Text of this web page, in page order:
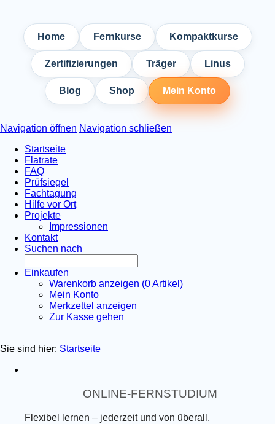
Home Fernkurse Kompaktkurse
Zertifizierungen Träger Linus
Blog Shop Mein Konto
Navigation öffnen Navigation schließen
Startseite
Flatrate
FAQ
Prüfsiegel
Fachtagung
Hilfe vor Ort
Projekte
Impressionen
Kontakt
Suchen nach
Einkaufen
Warenkorb anzeigen (0Artikel)
Mein Konto
Merkzettel anzeigen
Zur Kasse gehen
Sie sind hier: Startseite
ONLINE-FERNSTUDIUM
Flexibel lernen – jederzeit und von überall.